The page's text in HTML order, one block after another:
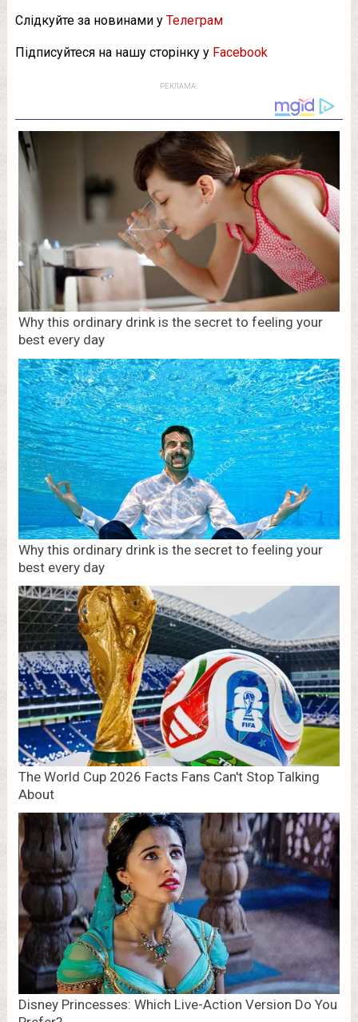
Слідкуйте за новинами у Телеграм
Підписуйтеся на нашу сторінку у Facebook
РЕКЛАМА: